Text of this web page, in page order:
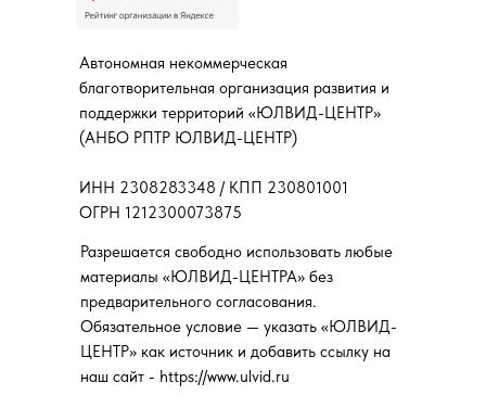
Разрешается свободно использовать любые
материалы «ЮЛВИД-ЦЕНТРА» без
предварительного согласования.
Обязательное условие — указать «ЮЛВИД-
ЦЕНТР» как источник и добавить ссылку на
наш сайт - https://www.ulvid.ru
Автономная некоммерческая
благотворительная организация развития и
поддержки территорий «ЮЛВИД-ЦЕНТР»
(АНБО РПТР ЮЛВИД-ЦЕНТР)
ИНН 2308283348 / КПП 230801001
ОГРН 1212300073875